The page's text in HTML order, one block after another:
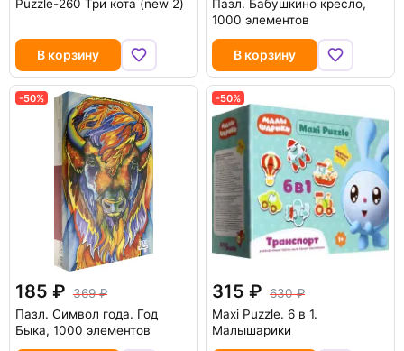
Puzzle-260 Три кота (new 2)
В корзину
Пазл. Бабушкино кресло,
1000 элементов
В корзину
-50%
185
369
Пазл. Символ года. Год
Быка, 1000 элементов
-50%
315
630
Maxi Puzzle. 6 в 1.
Малышарики